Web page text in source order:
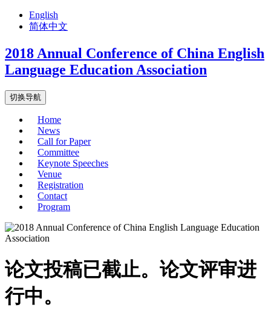
English
简体中文
2018 Annual Conference of China English
Language Education Association
切换导航
Home
News
Call for Paper
Committee
Keynote Speeches
Venue
Registration
Contact
Program
论文投稿已截止。论文评审进
行中。